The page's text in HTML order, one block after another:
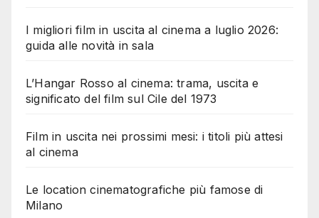
I migliori film in uscita al cinema a luglio 2026:
guida alle novità in sala
L’Hangar Rosso al cinema: trama, uscita e
significato del film sul Cile del 1973
Film in uscita nei prossimi mesi: i titoli più attesi
al cinema
Le location cinematografiche più famose di
Milano